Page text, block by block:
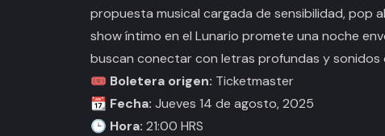
propuesta musical cargada de sensibilidad, pop
show íntimo en el Lunario promete una noche
buscan conectar con letras profundas y sonidos
🎟️ Boletera origen: Ticketmaster
📆 Fecha: Jueves 14 de agosto, 2025
🕒 Hora: 21:00 HRS